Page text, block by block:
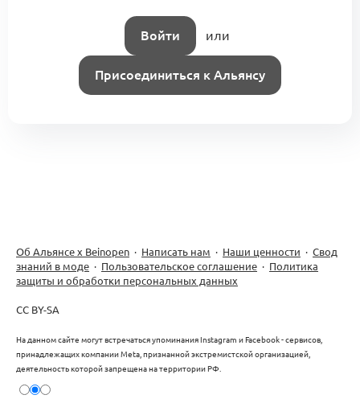
Войти или
Присоединиться к Альянсу
Об Альянсе х Beinopen · Написать нам · Наши ценности · Свод
знаний в моде · Пользовательское соглашение · Политика
защиты и обработки персональных данных
CC BY-SA
На данном сайте могут встречаться упоминания Instagram и Facebook - сервисов,
принадлежащих компании Meta, признанной экстремистской организацией,
деятельность которой запрещена на территории РФ.